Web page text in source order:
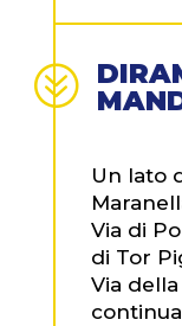
?
Un lato
Via di
di Tor
Via